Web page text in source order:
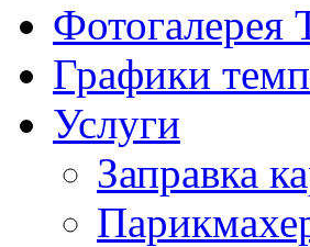
Фотогалерея
Графики
Услуги
Заправка